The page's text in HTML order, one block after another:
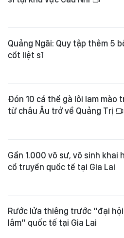
Quảng Ngãi: Quy tập thêm 5
cốt liệt sĩ
Đón 10 cá thể gà lôi lam mào
từ châu Âu trở về Quảng Trị
Gần 1.000 võ sư, võ sinh khai
cổ truyền quốc tế tại Gia Lai
Rước lửa thiêng trước “đại
lâm” quốc tế tại Gia Lai